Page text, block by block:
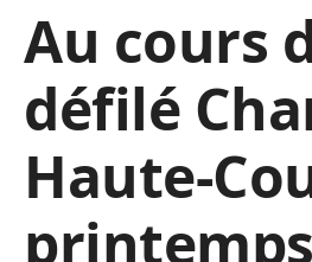
Au cours
défilé
Haute-